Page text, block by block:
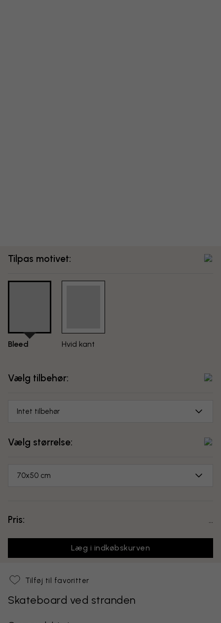
Tilpas motivet:
Bleed Hvid kant
Vælg tilbehør:
Intet tilbehør
Vælg størrelse:
70x50 cm
Pris:
Læg i indkøbskurven
Tilføj til favoritter
Skateboard ved stranden